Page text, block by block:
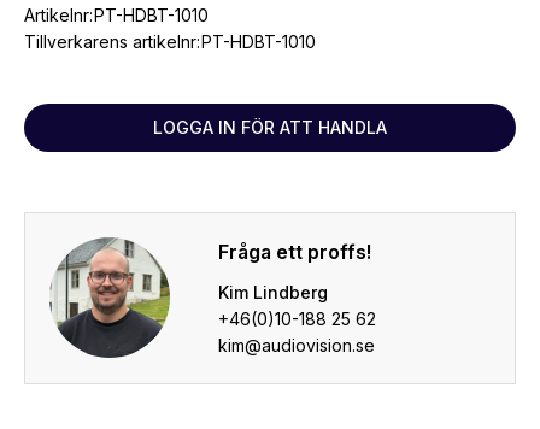
Artikelnr:PT-HDBT-1010
Tillverkarens artikelnr:PT-HDBT-1010
LOGGA IN FÖR ATT HANDLA
Fråga ett proffs!
Kim Lindberg
+46(0)10-188 25 62
kim@audiovision.se